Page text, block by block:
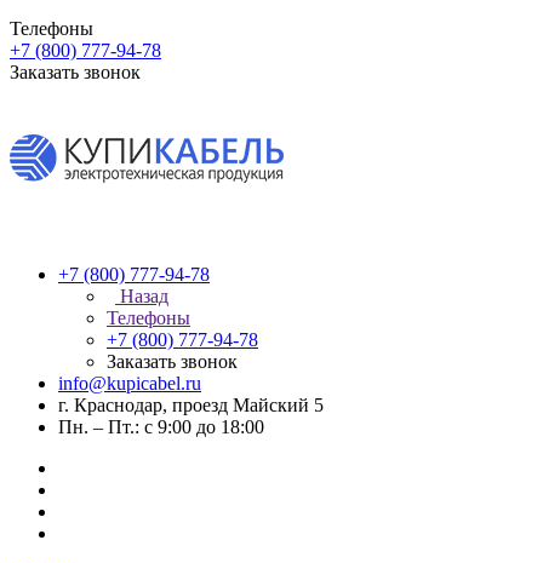
Телефоны
+7 (800) 777-94-78
Заказать звонок
+7 (800) 777-94-78
Назад
Телефоны
+7 (800) 777-94-78
Заказать звонок
info@kupicabel.ru
г. Краснодар, проезд Майский 5
Пн. – Пт.: с 9:00 до 18:00